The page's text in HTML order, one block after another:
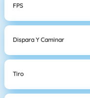
FPS
Dispara Y Caminar
Tiro